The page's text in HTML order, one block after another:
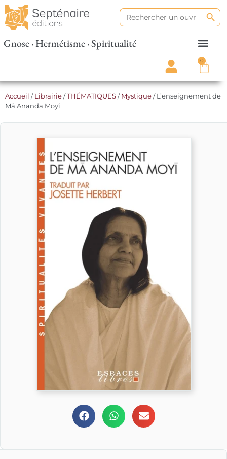
Search
for:
Gnose · Hermétisme · Spiritualité
0
Accueil /Librairie/THÉMATIQUES/Mystique/ L’enseignement de
Mâ Ananda Moyî